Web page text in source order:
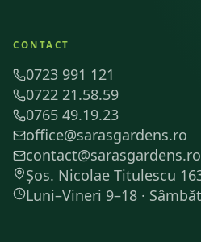
CONTACT
0723 991 121
0722 21.58.59
0765 49.19.23
office@sarasgardens.ro
contact@sarasgardens.ro
Șos. Nicolae Titulescu
Luni–Vineri 9–18 ·